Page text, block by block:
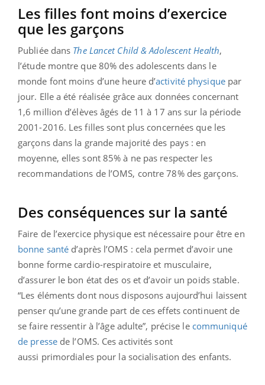
Les filles font moins d’exercice
que les garçons
Publiée dans The Lancet Child & Adolescent Health,
l’étude montre que 80% des adolescents dans le
monde font moins d’une heure d’activité physiquepar
jour. Elle a été réalisée grâce aux données concernant
1,6 million d’élèves âgés de 11 à 17 ans sur la période
2001-2016. Les filles sont plus concernées que les
garçons dans la grande majorité des pays : en
moyenne, elles sont 85% à ne pas respecter les
recommandations de l’OMS, contre 78% des garçons.
Des conséquences sur la santé
Faire de l’exercice physique est nécessaire pour être en
bonne santé d’après l’OMS : cela permet d’avoir une
bonne forme cardio-respiratoire et musculaire,
d’assurer le bon état des os et d’avoir un poids stable.
“Les éléments dont nous disposons aujourd’hui laissent
penser qu’une grande part de ces effets continuent de
se faire ressentir à l’âge adulte”, précise le communiqué
de pressede l’OMS. Ces activités sont
aussi primordiales pour la socialisation des enfants.